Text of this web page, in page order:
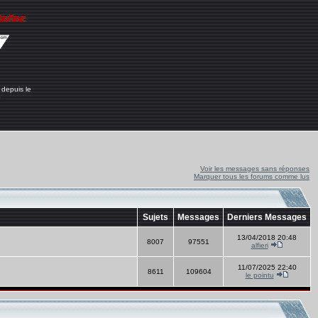
le
Voir les messages sans réponses
Marquer tous les forums comme lus
Sujets Messages Derniers Messages
8007 97551
13/04/2018 20:48
alfieri
8611 109604
11/07/2025 22:40
le pointu